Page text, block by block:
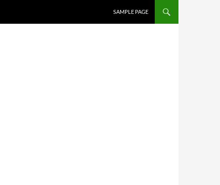
SAMPLE PAGE